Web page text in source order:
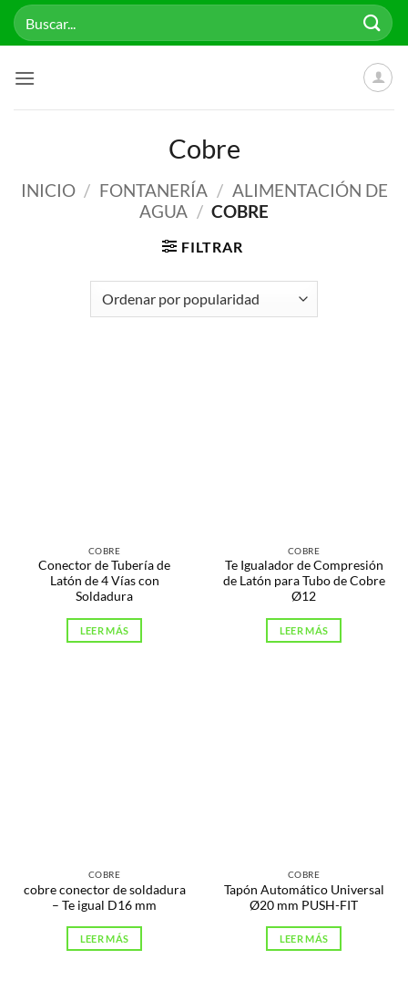
Saltar
Buscar
por:
Cobre
INICIO / FONTANERÍA / ALIMENTACIÓN DE
AGUA / COBRE
FILTRAR
COBRE
Conector de Tubería de
Latón de 4 Vías con
Soldadura
LEER MÁS
COBRE
Te Igualador de Compresión
de Latón para Tubo de Cobre
Ø12
LEER MÁS
COBRE
cobre conector de soldadura
– Te igual D16 mm
LEER MÁS
COBRE
Tapón Automático Universal
Ø20 mm PUSH-FIT
LEER MÁS